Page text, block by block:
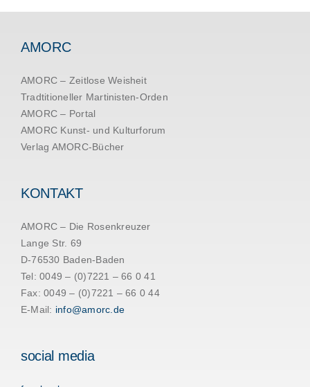
AMORC
AMORC – Zeitlose Weisheit
Tradtitioneller Martinisten-Orden
AMORC – Portal
AMORC Kunst- und Kulturforum
Verlag AMORC-Bücher
KONTAKT
AMORC – Die Rosenkreuzer
Lange Str. 69
D-76530 Baden-Baden
Tel: 0049 – (0)7221 – 66 0 41
Fax: 0049 – (0)7221 – 66 0 44
E-Mail: info@amorc.de
social media